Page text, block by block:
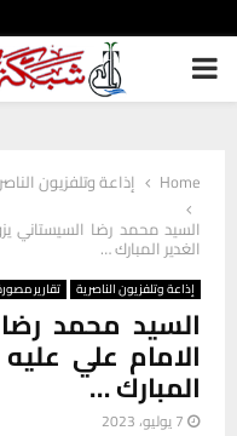
PRIMARY
Home
إذاعة وتلفزيون
السيد محمد رضا السيستاني
الغدير المبارك …
إذاعة وتلفزيون الناصرية تقارير
السيد محمد
الامام علي
المبارك …
7 يوليو، 2023